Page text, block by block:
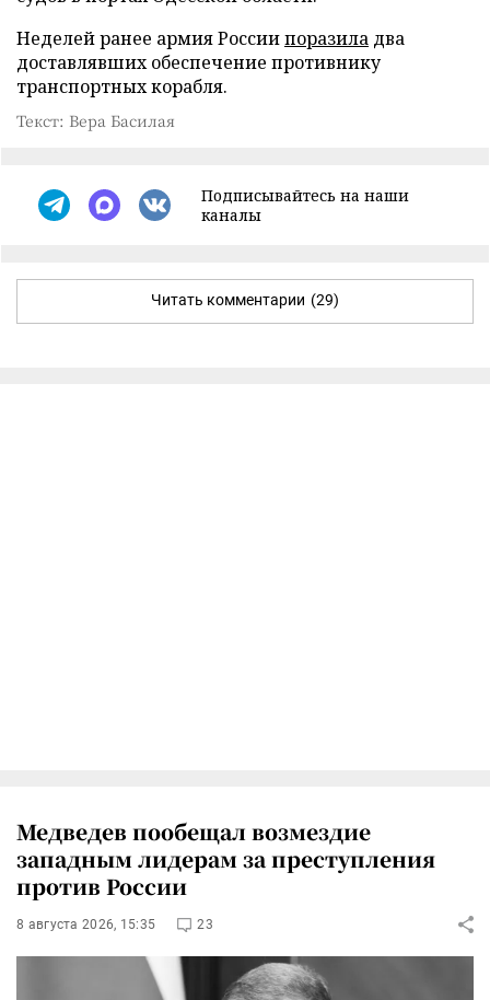
Неделей ранее армия Россиипоразила два
доставлявших обеспечение противнику
транспортных корабля.
Текст: Вера Басилая
Подписывайтесь на наши
каналы
Читать комментарии (29)
Медведев пообещал возмездие
западным лидерам за преступления
против России
8 августа 2026, 15:35 23